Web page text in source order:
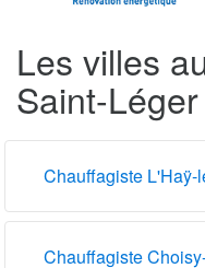
Les villes
Saint-Léger
Chauffagiste L'Haÿ-
Chauffagiste